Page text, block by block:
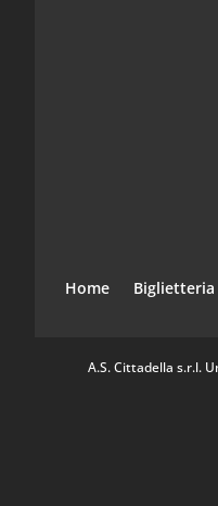
Home Biglietteria
A.S. Cittadella s.r.l.